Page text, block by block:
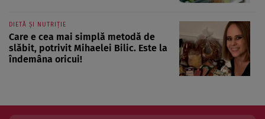
DIETĂ ȘI NUTRIȚIE
Care e cea mai simplă metodă de
slăbit, potrivit Mihaelei Bilic. Este la
îndemâna oricui!